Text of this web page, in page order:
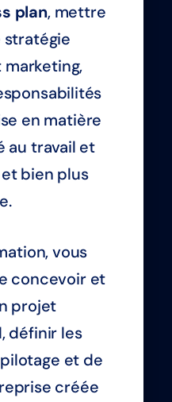
plan, mettre
en matière
au travail et
et bien plus
vous
concevoir et
projet
définir les
et de
créée